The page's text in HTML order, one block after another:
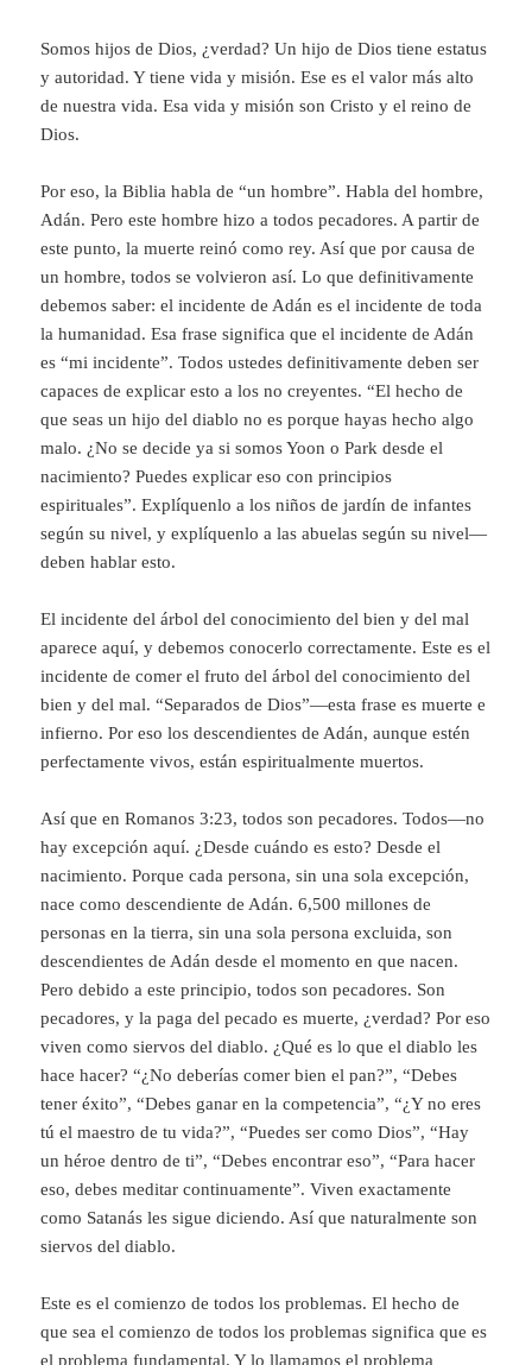
Somos hijos de Dios, ¿verdad? Un hijo de Dios tiene estatus
y autoridad. Y tiene vida y misión. Ese es el valor más alto
de nuestra vida. Esa vida y misión son Cristo y el reino de
Dios.
Por eso, la Biblia habla de “un hombre”. Habla del hombre,
Adán. Pero este hombre hizo a todos pecadores. A partir de
este punto, la muerte reinó como rey. Así que por causa de
un hombre, todos se volvieron así. Lo que definitivamente
debemos saber: el incidente de Adán es el incidente de toda
la humanidad. Esa frase significa que el incidente de Adán
es “mi incidente”. Todos ustedes definitivamente deben ser
capaces de explicar esto a los no creyentes. “El hecho de
que seas un hijo del diablo no es porque hayas hecho algo
malo. ¿No se decide ya si somos Yoon o Park desde el
nacimiento? Puedes explicar eso con principios
espirituales”. Explíquenlo a los niños de jardín de infantes
según su nivel, y explíquenlo a las abuelas según su nivel—
deben hablar esto.
El incidente del árbol del conocimiento del bien y del mal
aparece aquí, y debemos conocerlo correctamente. Este es el
incidente de comer el fruto del árbol del conocimiento del
bien y del mal. “Separados de Dios”—esta frase es muerte e
infierno. Por eso los descendientes de Adán, aunque estén
perfectamente vivos, están espiritualmente muertos.
Así que en Romanos 3:23, todos son pecadores. Todos—no
hay excepción aquí. ¿Desde cuándo es esto? Desde el
nacimiento. Porque cada persona, sin una sola excepción,
nace como descendiente de Adán. 6,500 millones de
personas en la tierra, sin una sola persona excluida, son
descendientes de Adán desde el momento en que nacen.
Pero debido a este principio, todos son pecadores. Son
pecadores, y la paga del pecado es muerte, ¿verdad? Por eso
viven como siervos del diablo. ¿Qué es lo que el diablo les
hace hacer? “¿No deberías comer bien el pan?”, “Debes
tener éxito”, “Debes ganar en la competencia”, “¿Y no eres
tú el maestro de tu vida?”, “Puedes ser como Dios”, “Hay
un héroe dentro de ti”, “Debes encontrar eso”, “Para hacer
eso, debes meditar continuamente”. Viven exactamente
como Satanás les sigue diciendo. Así que naturalmente son
siervos del diablo.
Este es el comienzo de todos los problemas. El hecho de
que sea el comienzo de todos los problemas significa que es
el problema fundamental. Y lo llamamos el problema